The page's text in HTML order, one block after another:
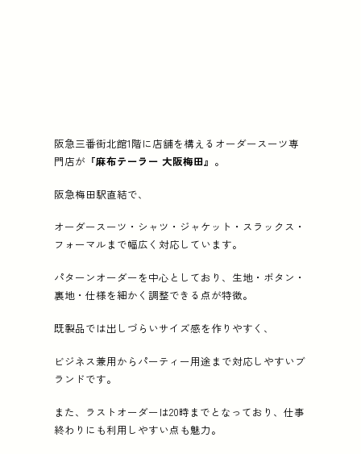
阪急三番街北館1階に店舗を構えるオーダースーツ専
門店が『麻布テーラー 大阪梅田』。
阪急梅田駅直結で、
オーダースーツ・シャツ・ジャケット・スラックス・
フォーマルまで幅広く対応しています。
パターンオーダーを中心としており、生地・ボタン・
裏地・仕様を細かく調整できる点が特徴。
既製品では出しづらいサイズ感を作りやすく、
ビジネス兼用からパーティー用途まで対応しやすいブ
ランドです。
また、ラストオーダーは20時までとなっており、仕事
終わりにも利用しやすい点も魅力。